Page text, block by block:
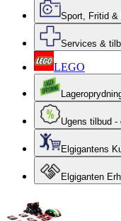
Sport, Fritid &
Services &
LEGO
Ugens tilbud -
Elgigantens
Elgiganten